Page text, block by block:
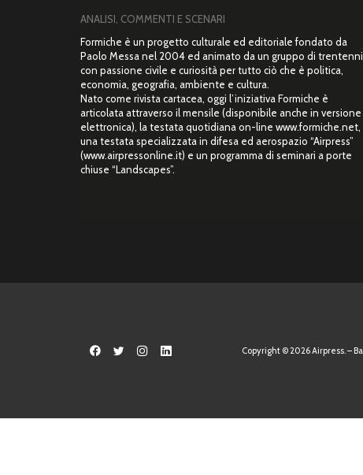
ANALISI, COMMENTI E SCENARI
Formiche è un progetto culturale ed editoriale fondato da
Paolo Messa nel 2004 ed animato da un gruppo di trentenni
con passione civile e curiosità per tutto ciò che è politica,
economia, geografia, ambiente e cultura.
Nato come rivista cartacea, oggi l’iniziativa Formiche è
articolata attraverso il mensile (disponibile anche in versione
elettronica), la testata quotidiana on-line www.formiche.net,
una testata specializzata in difesa ed aerospazio “Airpress”
(www.airpressonline.it) e un programma di seminari a porte
chiuse “Landscapes”.